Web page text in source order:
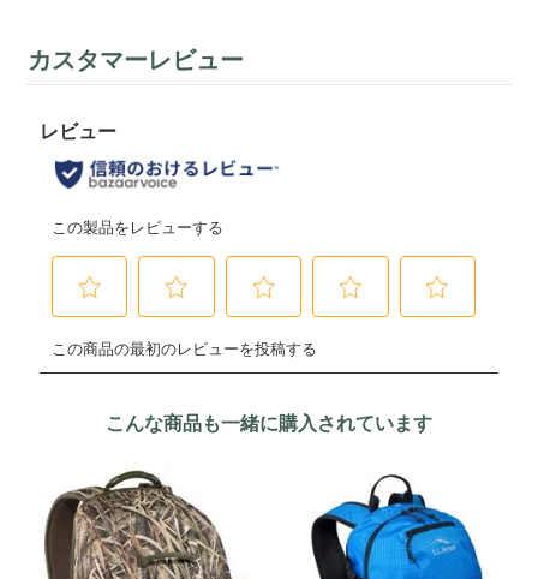
カスタマーレビュー
こんな商品も一緒に購入されています